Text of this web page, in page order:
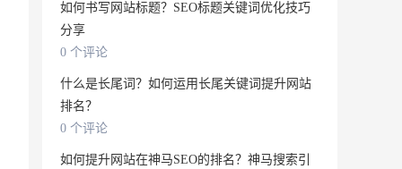
如何书写网站标题？SEO标题关键词优化技巧
分享
0 个评论
什么是长尾词？如何运用长尾关键词提升网站
排名？
0 个评论
如何提升网站在神马SEO的排名？神马搜索引